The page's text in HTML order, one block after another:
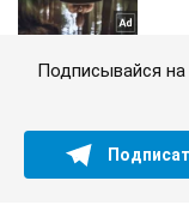
Подписывайся